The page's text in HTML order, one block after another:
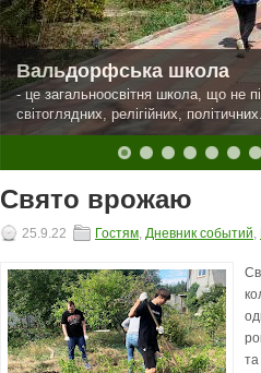
Вальдорфська школа
- це загальноосвітня школа, що не
світоглядних, релігійних,
Свято врожаю
25.9.22 Гостям, Дневник событий,
та